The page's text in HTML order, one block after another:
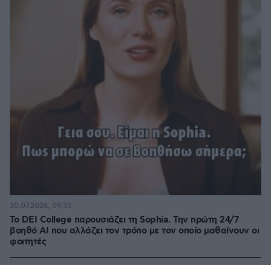
Το DEI College παρουσιάζει τη Sophia. Την πρώτη 24/7
βοηθό AI που αλλάζει τον τρόπο με τον οποίο μαθαίνουν οι
φοιτητές
30.07.2026, 09:33